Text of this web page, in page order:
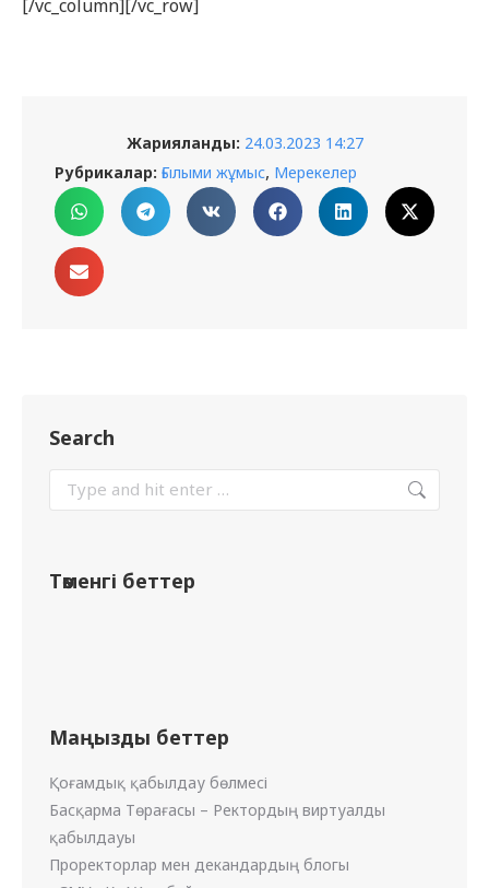
[/vc_column][/vc_row]
Жарияланды: 24.03.2023 14:27
Рубрикалар: Ғылыми жұмыс, Мерекелер
Search
Төменгі беттер
Маңызды беттер
Қоғамдық қабылдау бөлмесі
Басқарма Төрағасы – Ректордың виртуалды
қабылдауы
Проректорлар мен декандардың блогы